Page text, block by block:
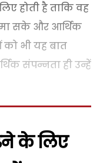
होती है ताकि वह
सके और आर्थिक
को भी यह बात
संपन्नता ही उन्हें
के लिए